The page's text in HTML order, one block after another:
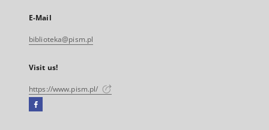
E-Mail
biblioteka@pism.pl
Visit us!
https://www.pism.pl/
Facebook